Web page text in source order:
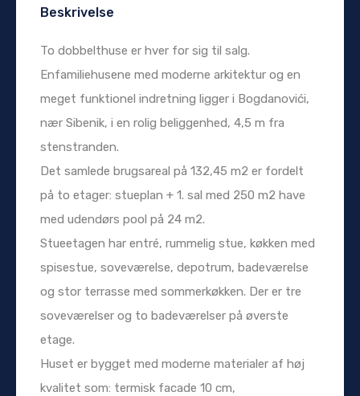
Beskrivelse
To dobbelthuse er hver for sig til salg.
Enfamiliehusene med moderne arkitektur og en
meget funktionel indretning ligger i Bogdanovići,
nær Sibenik, i en rolig beliggenhed, 4,5 m fra
stenstranden.
Det samlede brugsareal på 132,45 m2 er fordelt
på to etager: stueplan + 1. sal med 250 m2 have
med udendørs pool på 24 m2.
Stueetagen har entré, rummelig stue, køkken med
spisestue, soveværelse, depotrum, badeværelse
og stor terrasse med sommerkøkken. Der er tre
soveværelser og to badeværelser på øverste
etage.
Huset er bygget med moderne materialer af høj
kvalitet som: termisk facade 10 cm,